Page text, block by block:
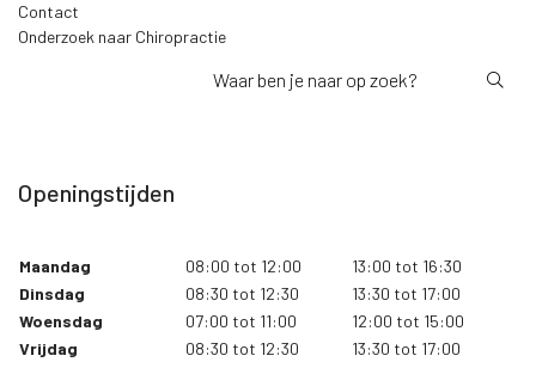
Contact
Onderzoek naar Chiropractie
Openingstijden
Maandag 08:00 tot 12:00
13:00 tot 16:30
Dinsdag
08:30 tot 12:30
13:30 tot 17:00
Woensdag
07:00 tot 11:00
12:00 tot 15:00
Vrijdag
08:30 tot 12:30 13:30 tot 17:00